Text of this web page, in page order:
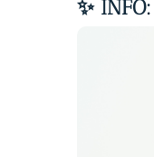
✨ INFO: